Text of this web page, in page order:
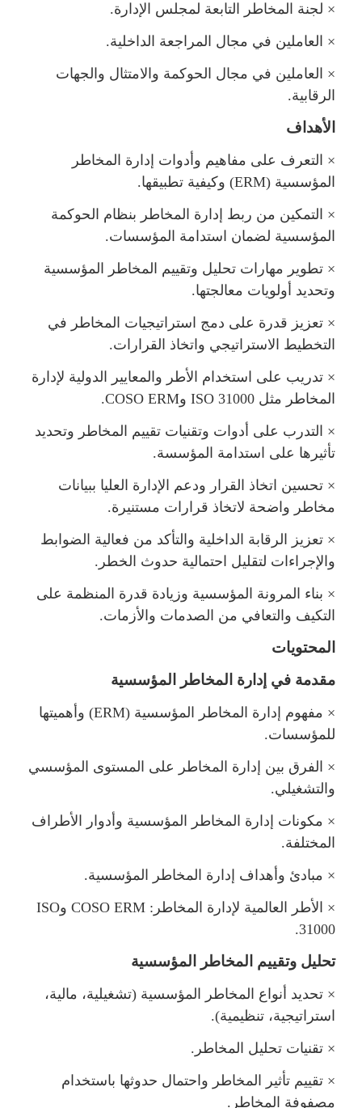
× جنة المخاطر التابعة لمجلس الإدارة.
× العاملين في مجال المراجعة الداخلية.
× العاملين في مجال الحوكمة والامتثال والجهات
الرقابية.
الأهداف
× التعرف على مفاهيم وأدوات إدارة المخاطر
المؤسسية (ERM) وكيفية تطبيقها.
× التمكين من ربط إدارة المخاطر بنظام الحوكمة
المؤسسية لضمان استدامة المؤسسات.
× تطوير مهارات تحليل وتقييم المخاطر المؤسسية
وتحديد أولويات معالجتها.
× تعزيز قدرة على دمج استراتيجيات المخاطر في
التخطيط الاستراتيجي واتخاذ القرارات.
× تدريب على استخدام الأطر والمعايير الدولية لإدارة
المخاطر مث ISO 31000وCOSO ERM
.
× التدرب على أدوات وتقنيات تقييم المخاطر وتحديد
تأثيرها على استدامة المؤسسة.
× تحسين اتخاذ القرار ودعم الإدارة العليا ببيانات
خاطر واضحة لاتخاذ قرارات مستنيرة.
× تعزيز الرقابة الداخلية والتأكد من فعالية الضوابط
والإجراءات لتقليل احتمالية حدوث الخطر.
× بناء المرونة المؤسسية وزيادة قدرة المنظمة على
التكيف والتعافي من الصدمات والأزمات.
المحتويات
قدمة في إدارة المخاطر المؤسسية
× فهوم إدارة المخاطر المؤسسية (ERM) وأهميتها
ؤسسات.
× الفرق بين إدارة المخاطر على المستوى المؤسسي
والتشغيلي.
× كونات إدارة المخاطر المؤسسية وأدوار الأطراف
المختلفة.
× بادئ وأهداف إدارة المخاطر المؤسسية.
× الأطر العالمية لإدارة المخاطر: COSO ERMوISO
31000
.
تحليل وتقييم المخاطر المؤسسية
× تحديد أنواع المخاطر المؤسسية (تشغيلية، مالية،
استراتيجية، تنظيمية).
× تقنيات تحليل المخاطر.
× تقييم تأثير المخاطر واحتمال حدوثها باستخدا
صفوفة المخاطر.